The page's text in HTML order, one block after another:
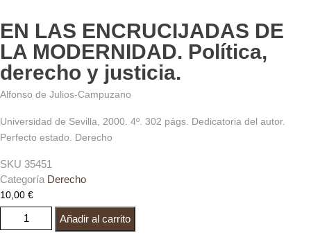
EN LAS ENCRUCIJADAS DE
LA MODERNIDAD. Política,
derecho y justicia.
Alfonso de Julios-Campuzano
Universidad de Sevilla, 2000. 4º. 302 págs. Dedicatoria del autor.
Perfecto estado. Derecho
SKU 35451
Categoría Derecho
10,00 €
EN LAS ENCRUCIJADAS DE LA MODERNIDAD. Política, derecho
y justicia. cantidad
Añadir al carrito